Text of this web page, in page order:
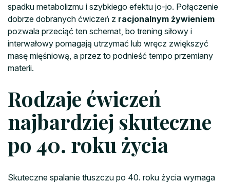
spadku metabolizmu i szybkiego efektu jo-jo. Połączenie
dobrze dobranych ćwiczeń z racjonalnym żywieniem
pozwala przeciąć ten schemat, bo trening siłowy i
interwałowy pomagają utrzymać lub wręcz zwiększyć
masę mięśniową, a przez to podnieść tempo przemiany
materii.
Rodzaje ćwiczeń
najbardziej skuteczne
po 40. roku życia
Skuteczne spalanie tłuszczu po 40. roku życia wymaga